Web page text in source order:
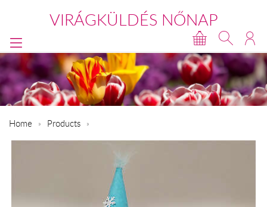
VIRÁGKÜLDÉS NŐNAP
Home Products